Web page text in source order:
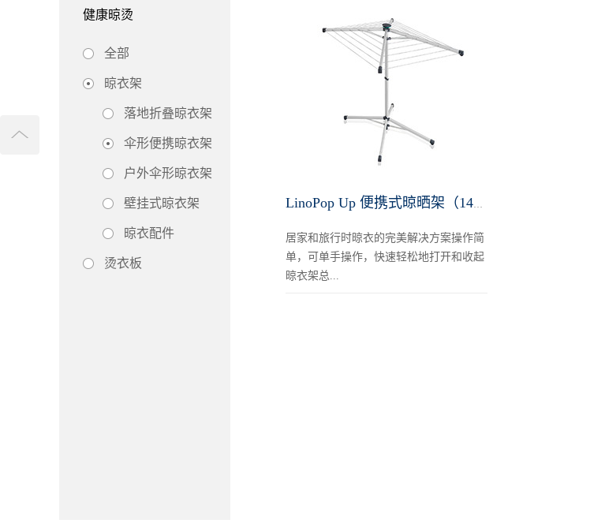
健康晾烫
全部
晾衣架
落地折叠晾衣架
伞形便携晾衣架
户外伞形晾衣架
壁挂式晾衣架
晾衣配件
烫衣板
LinoPop Up 便携式晾晒架（140cm）
居家和旅行时晾衣的完美解决方案操作简
单，可单手操作，快速轻松地打开和收起
晾衣架总...